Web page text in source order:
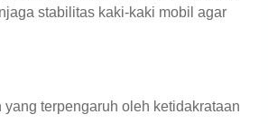
stabilitas kaki-kaki mobil agar
terpengaruh oleh ketidakrataan